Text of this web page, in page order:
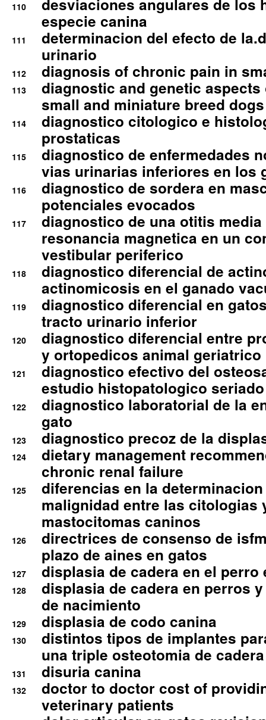
110
desviaciones angulares de los
especie canina
111
determinacion del efecto de
urinario
112 diagnosis of chronic pain in
113
diagnostic and genetic
small and miniature breed
114
diagnostico citologico e
prostaticas
115
diagnostico de enfermedades
vias urinarias inferiores en los
116
diagnostico de sordera en
potenciales evocados
117
diagnostico de una otitis
resonancia magnetica en un
vestibular periferico
118
diagnostico diferencial de
actinomicosis en el ganado
119
diagnostico diferencial en
tracto urinario inferior
120
diagnostico diferencial entre
y ortopedicos animal geriatrico
121
diagnostico efectivo del
estudio histopatologico seriado
122
diagnostico laboratorial de la
gato
123 diagnostico precoz de la
124
dietary management
chronic renal failure
125
diferencias en la
malignidad entre las citologias
mastocitomas caninos
126
directrices de consenso de
plazo de aines en gatos
127 displasia de cadera en el perro
128
displasia de cadera en perros
de nacimiento
129 displasia de codo canina
130
distintos tipos de implantes
una triple osteotomia de cadera
131 disuria canina
132
doctor to doctor cost of
veterinary patients